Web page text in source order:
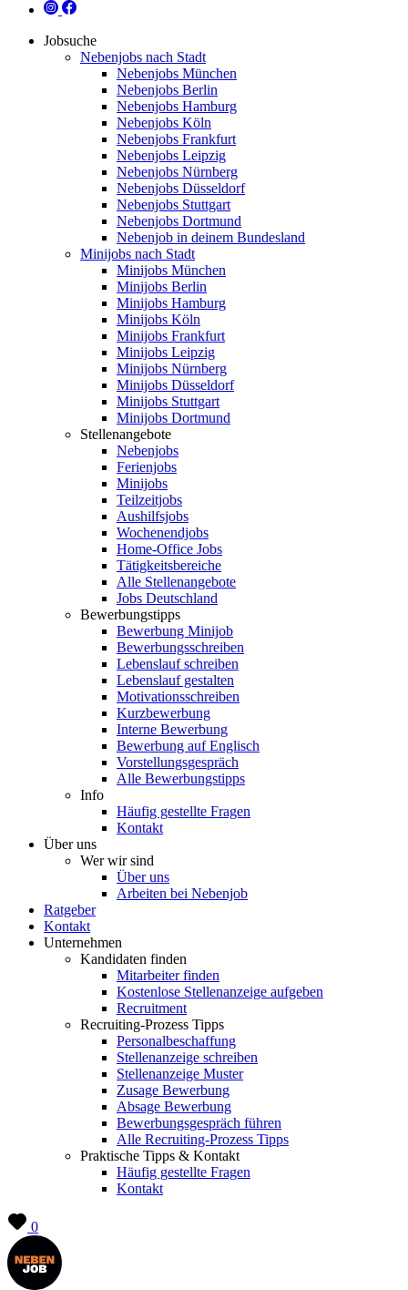
Jobsuche
Nebenjobs nach Stadt
Nebenjobs München
Nebenjobs Berlin
Nebenjobs Hamburg
Nebenjobs Köln
Nebenjobs Frankfurt
Nebenjobs Leipzig
Nebenjobs Nürnberg
Nebenjobs Düsseldorf
Nebenjobs Stuttgart
Nebenjobs Dortmund
Nebenjob in deinem Bundesland
Minijobs nach Stadt
Minijobs München
Minijobs Berlin
Minijobs Hamburg
Minijobs Köln
Minijobs Frankfurt
Minijobs Leipzig
Minijobs Nürnberg
Minijobs Düsseldorf
Minijobs Stuttgart
Minijobs Dortmund
Stellenangebote
Nebenjobs
Ferienjobs
Minijobs
Teilzeitjobs
Aushilfsjobs
Wochenendjobs
Home-Office Jobs
Tätigkeitsbereiche
Alle Stellenangebote
Jobs Deutschland
Bewerbungstipps
Bewerbung Minijob
Bewerbungsschreiben
Lebenslauf schreiben
Lebenslauf gestalten
Motivationsschreiben
Kurzbewerbung
Interne Bewerbung
Bewerbung auf Englisch
Vorstellungsgespräch
Alle Bewerbungstipps
Info
Häufig gestellte Fragen
Kontakt
Über uns
Wer wir sind
Über uns
Arbeiten bei Nebenjob
Ratgeber
Kontakt
Unternehmen
Kandidaten finden
Mitarbeiter finden
Kostenlose Stellenanzeige aufgeben
Recruitment
Recruiting-Prozess Tipps
Personalbeschaffung
Stellenanzeige schreiben
Stellenanzeige Muster
Zusage Bewerbung
Absage Bewerbung
Bewerbungsgespräch führen
Alle Recruiting-Prozess Tipps
Praktische Tipps & Kontakt
Häufig gestellte Fragen
Kontakt
0